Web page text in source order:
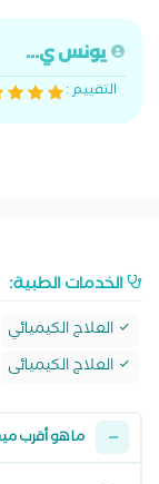
يونس ي...
التقييم :
الخدمات الطبية:
العلاج الكيميائي
العلاج الكيميائى
ما هو أقرب